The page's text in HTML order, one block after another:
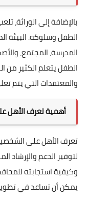
بالإضافة إلى الوراثة،
الطفل وسلوكه. البيئة
المدرسة، المجتمع،
الطفل يتعلم الكثير من
والمعتقدات التي يتم
أهمية تعرف الأهل
تعرف الأهل على
لتوفير الدعم
وكيفية استجابته
يمكن أن تساعد في